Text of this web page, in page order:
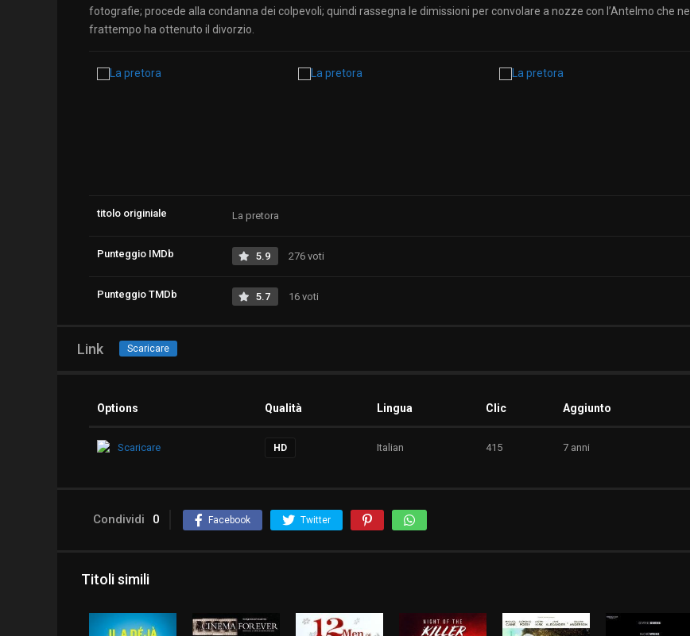
fotografie; procede alla condanna dei colpevoli; quindi rassegna le dimissioni per convolare a nozze con l’Antelmo che nel
frattempo ha ottenuto il divorzio.
titolo originiale La pretora
Punteggio IMDb 5.9 276 voti
Punteggio TMDb 5.7 16 voti
Link Scaricare
Options Qualità Lingua Clic Aggiunto
Scaricare HD Italian 415 7 anni
Condividi 0 Facebook Twitter
Titoli simili